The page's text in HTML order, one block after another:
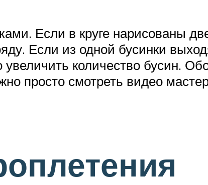
Если в круге нарисованы
Если из одной бусинки
количество бусин.
просто смотреть видео